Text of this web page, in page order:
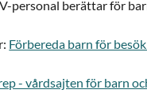
personal berättar för
Förbereda barn för
- vårdsajten för barn